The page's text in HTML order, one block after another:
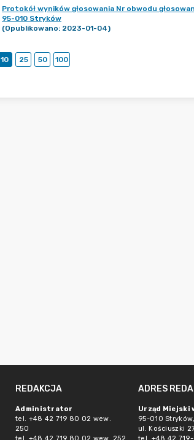
Protokół wyników głosowania Nr obwodu
95-010 Stryków
(Opublikowano: 2023-01-04)
10 25 50 100
REDAKCJA
Administrator
tel. +48 42 719 80 02 wew.
250
ADRES
Urząd Miejski
95-010 Stryków,
ul. Kościuszki